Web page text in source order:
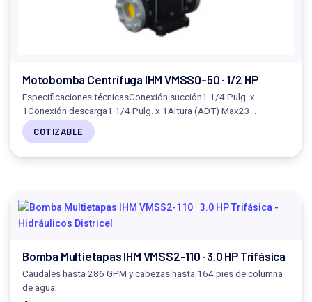
Motobomba Centrífuga IHM VMSS0-50 · 1/2 HP
Especificaciones técnicasConexión succión1 1/4 Pulg. x
1Conexión descarga1 1/4 Pulg. x 1Altura (ADT) Max23…
COTIZABLE
Bomba Multietapas IHM VMSS2-110 · 3.0 HP Trifásica
Caudales hasta 286 GPM y cabezas hasta 164 pies de columna
de agua.